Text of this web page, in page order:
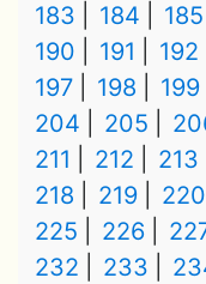
183
184 185
190
191 192
197
198 199
204
205
211
212 213
218
219 220
225
226
232
233